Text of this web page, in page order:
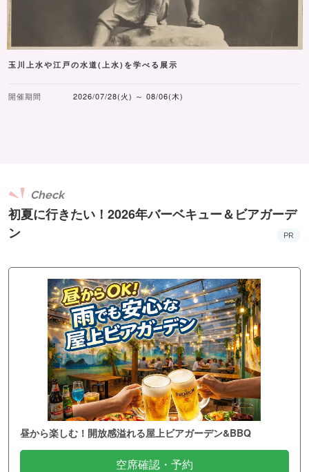
玉川上水や江戸の水道(上水)を学べる展示
開催期間 2026/07/28(火) ～ 08/06(木)
初夏に行きたい！2026年バーベキュー＆ビアガーデ
ン
Check
PR
昼から楽しむ！開放感溢れる屋上ビアガーデン&BBQ
空席確認・予約